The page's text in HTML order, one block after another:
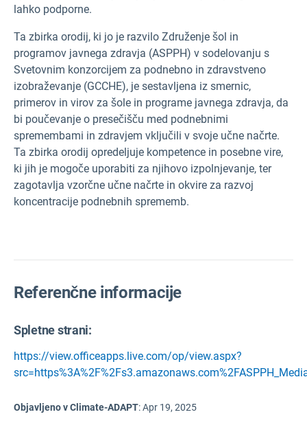
lahko podporne.
Ta zbirka orodij, ki jo je razvilo Združenje šol in
programov javnega zdravja (ASPPH) v sodelovanju s
Svetovnim konzorcijem za podnebno in zdravstveno
izobraževanje (GCCHE), je sestavljena iz smernic,
primerov in virov za šole in programe javnega zdravja, da
bi poučevanje o presečišču med podnebnimi
spremembami in zdravjem vključili v svoje učne načrte.
Ta zbirka orodij opredeljuje kompetence in posebne vire,
ki jih je mogoče uporabiti za njihovo izpolnjevanje, ter
zagotavlja vzorčne učne načrte in okvire za razvoj
koncentracije podnebnih sprememb.
Referenčne informacije
Spletne strani:
https://view.officeapps.live.com/op/view.aspx?
Objavljeno v Climate-ADAPT:Apr 19, 2025